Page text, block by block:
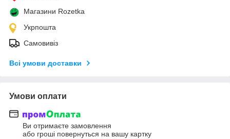
Магазини Rozetka
Укрпошта
Самовивіз
Всі умови доставки
Умови оплати
Ви отримаєте замовлення
або гроші повернуться на вашу картку